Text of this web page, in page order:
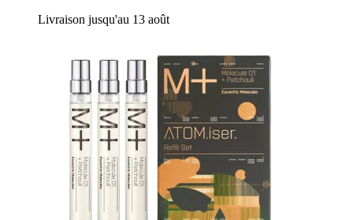
Livraison jusqu'au 13 août